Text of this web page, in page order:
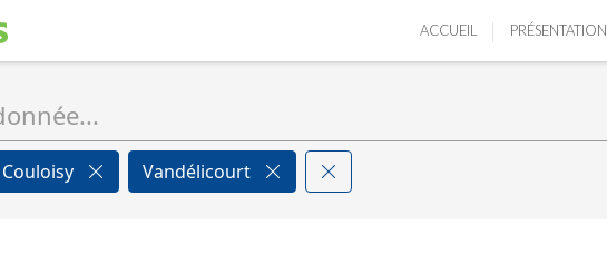
ACCUEIL PRÉSENTATION
Couloisy Vandélicourt